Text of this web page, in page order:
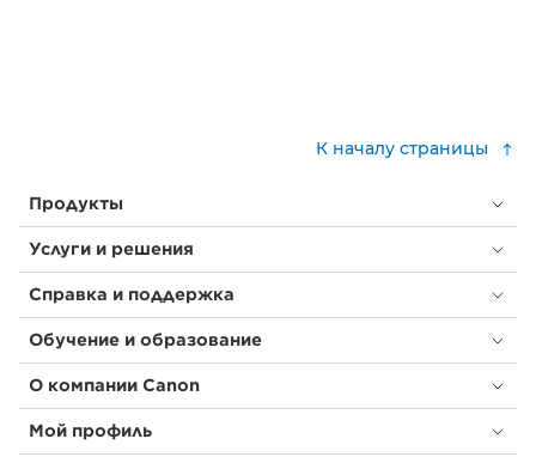
К началу страницы
Продукты
Услуги и решения
Справка и поддержка
Обучение и образование
О компании Canon
Мой профиль